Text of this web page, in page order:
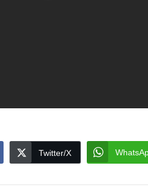
Twitter/X